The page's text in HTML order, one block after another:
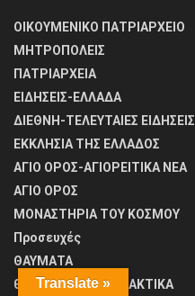
ΟΙΚΟΥΜΕΝΙΚΟ ΠΑΤΡΙΑΡΧΕΙΟ
ΜΗΤΡΟΠΟΛΕΙΣ
ΠΑΤΡΙΑΡΧΕΙΑ
ΕΙΔΗΣΕΙΣ-ΕΛΛΑΔΑ
ΔΙΕΘΝΗ-ΤΕΛΕΥΤΑΙΕΣ ΕΙΔΗΣΕΙΣ
ΕΚΚΛΗΣΙΑ ΤΗΣ ΕΛΛΑΔΟΣ
ΑΓΙΟ ΟΡΟΣ-ΑΓΙΟΡΕΙΤΙΚΑ ΝΕΑ
ΑΓΙΟ ΟΡΟΣ
ΜΟΝΑΣΤΗΡΙΑ ΤΟΥ ΚΟΣΜΟΥ
Προσευχές
ΘΑΥΜΑΤΑ
θΕΟΛΟΓΙΚΑ ΚΑΙ ΔΙΔΑΚΤΙΚΑ
Translate »